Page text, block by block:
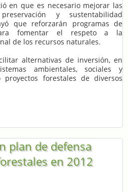
en que es necesario mejorar las
y sustentabilidad
que reforzarán programas de
fomentar el respeto a la
de los recursos naturales.
alternativas de inversión, en
ambientales, sociales y
proyectos forestales de diversos
plan de defensa
en 2012